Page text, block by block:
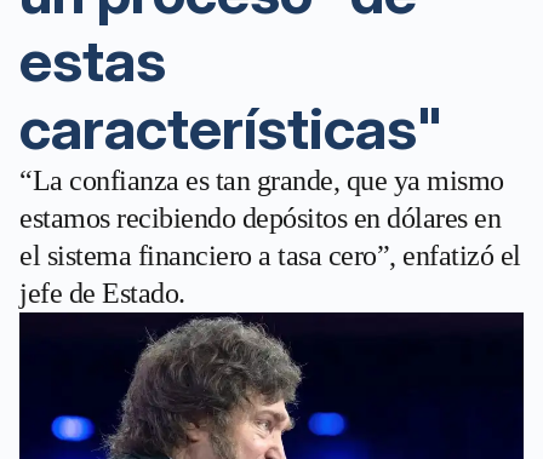
estas
características"
“La confianza es tan grande, que ya mismo
estamos recibiendo depósitos en dólares en
el sistema financiero a tasa cero”, enfatizó el
jefe de Estado.